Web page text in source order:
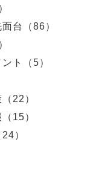
台（86）
ト（5）
22）
15）
）